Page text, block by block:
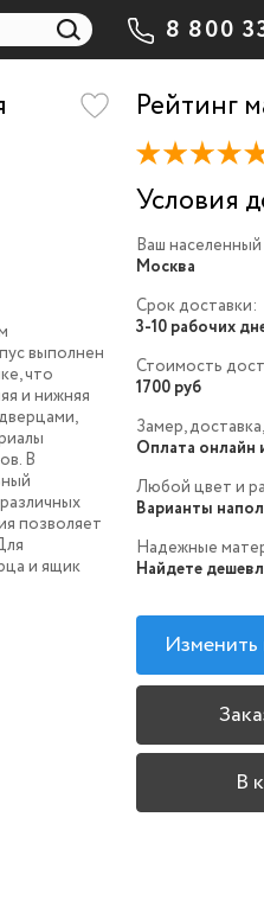
8 800
выполнен
что
и нижняя
В
позволяет
и ящик
Рейтинг
Условия
Ваш
Москва
Срок доставки:
3-10 рабочих
Стоимость
1700 руб
Замер,
Оплата онлайн
Любой цвет и
Варианты
Надежные
Найдете
В